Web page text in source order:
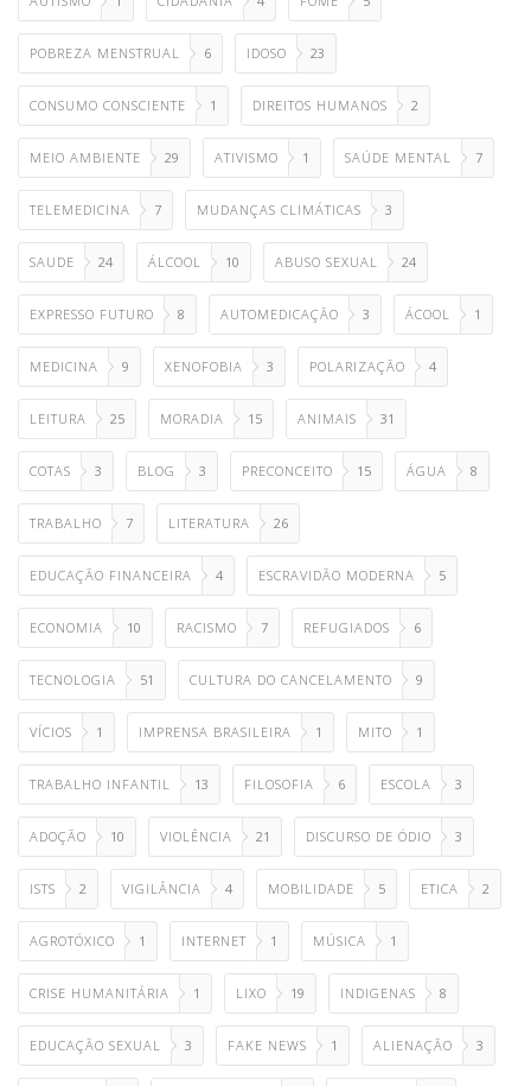
POBREZA MENSTRUAL 6 IDOSO 23
CONSUMO CONSCIENTE 1 DIREITOS HUMANOS 2
MEIO AMBIENTE 29 ATIVISMO 1 SAÚDE MENTAL 7
TELEMEDICINA 7 MUDANÇAS CLIMÁTICAS 3
SAUDE 24 ÁLCOOL 10 ABUSO SEXUAL 24
EXPRESSO FUTURO 8 AUTOMEDICAÇÃO 3 ÁCOOL 1
MEDICINA 9 XENOFOBIA 3 POLARIZAÇÃO 4
LEITURA 25 MORADIA 15 ANIMAIS 31
COTAS 3 BLOG 3 PRECONCEITO 15 ÁGUA 8
TRABALHO 7 LITERATURA 26
EDUCAÇÃO FINANCEIRA 4 ESCRAVIDÃO MODERNA 5
ECONOMIA 10 RACISMO 7 REFUGIADOS 6
TECNOLOGIA 51 CULTURA DO CANCELAMENTO 9
VÍCIOS 1 IMPRENSA BRASILEIRA 1 MITO 1
TRABALHO INFANTIL 13 FILOSOFIA 6 ESCOLA 3
ADOÇÃO 10 VIOLÊNCIA 21 DISCURSO DE ÓDIO 3
ISTS 2 VIGILÂNCIA 4 MOBILIDADE 5 ETICA 2
AGROTÓXICO 1 INTERNET 1 MÚSICA 1
CRISE HUMANITÁRIA 1 LIXO 19 INDIGENAS 8
EDUCAÇÃO SEXUAL 3 FAKE NEWS 1 ALIENAÇÃO 3